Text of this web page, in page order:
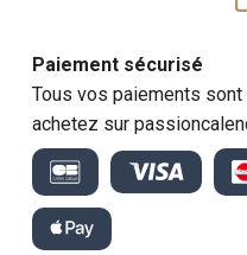
Paiement sécurisé
Tous vos paiements
achetez sur